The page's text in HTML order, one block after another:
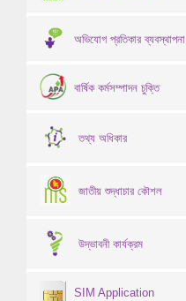
অভিযোগ প্রতিকার ব্যবস্থাপনা
বার্ষিক কর্মসম্পাদন চুক্তি
তথ্য অধিকার
জাতীয় শুদ্ধাচার কৌশল
উদ্ভাবনী কার্যক্রম
SIM Application